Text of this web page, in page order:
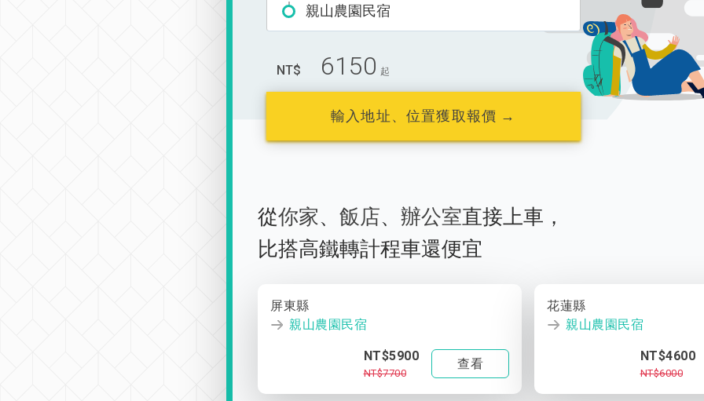
親山農園民宿
NT$ 6150 起
輸入地址、位置獲取報價 →
從你家、 飯店、 辦公室直接上車，
比搭高鐵轉計程車還便宜
屏東縣
親山農園民宿
NT$5900
NT$7700
查看
花蓮縣
親山農園民宿
NT$4600
NT$6000